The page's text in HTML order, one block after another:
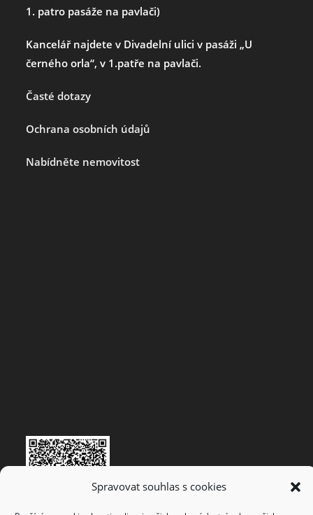
Spravovat souhlas s cookies
1. patro pasáže na pavlači)
Kancelář najdete v Divadelní ulici v pasáži „U
černého orla“, v 1.patře na pavlači.
Časté dotazy
Ochrana osobních údajů
Nabídněte nemovitost